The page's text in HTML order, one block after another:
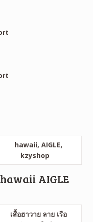
hawaii AIGLE